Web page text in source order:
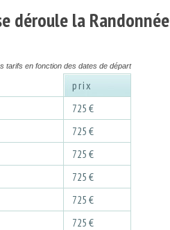
déroule la Randonnée
tarifs en fonction des dates de départ
prix
725 €
725 €
725 €
725 €
725 €
725 €